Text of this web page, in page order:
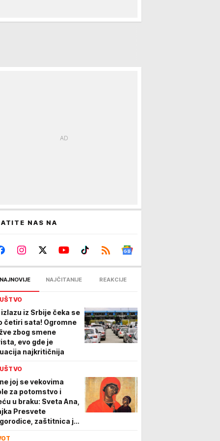
NAS NA
NAJNOVIJE NAJČITANIJE REAKCIJE
izlazu iz Srbije čeka se
četiri sata! Ogromne
zbog smene
evo gde je
najkritičnija
joj se vekovima
za potomstvo i
u braku: Sveta Ana,
Presvete
zaštitnica je